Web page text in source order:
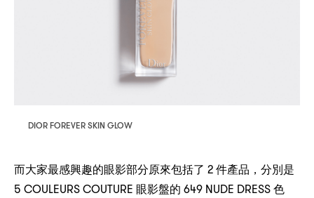
DIOR FOREVER SKIN GLOW
而大家最感興趣的眼影部分原來包括了 2 件產品 ， 分別是
5 COULEURS COUTURE 眼影盤的 649 NUDE DRESS 色